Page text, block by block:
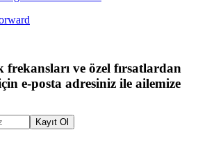
ve özel fırsatlardan
e-posta adresiniz ile ailemize
Kayıt Ol